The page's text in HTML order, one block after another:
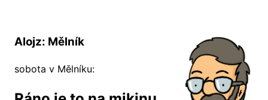
Alojz: Mělník
sobota v Mělníku: